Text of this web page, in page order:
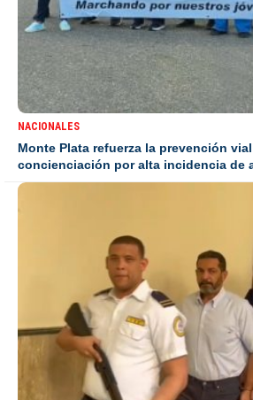
NACIONALES
Monte Plata refuerza la prevención
concienciación por alta incidencia de